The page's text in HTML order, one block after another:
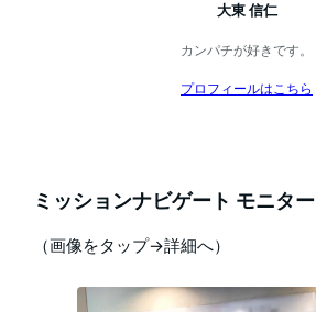
大東 信仁
カンパチが好きです。
プロフィールはこちら
ミッションナビゲート モニター
（画像をタップ→詳細へ）